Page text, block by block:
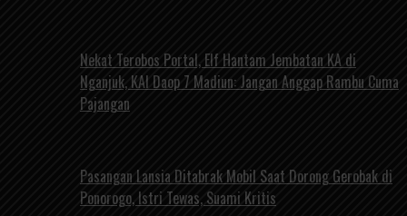
Nekat Terobos Portal, Elf Hantam Jembatan KA di
Nganjuk, KAI Daop 7 Madiun: Jangan Anggap Rambu Cuma
Pajangan
Pasangan Lansia Ditabrak Mobil Saat Dorong Gerobak di
Ponorogo, Istri Tewas, Suami Kritis